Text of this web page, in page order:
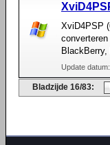
XviD4PSP
BlackBerry,
Update datum:
Bladzijde 16/83: